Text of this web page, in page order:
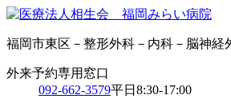
福岡市東区－整形外科－内科－脳神
外来予約専用窓口
092-662-3579平日8:30-17:00